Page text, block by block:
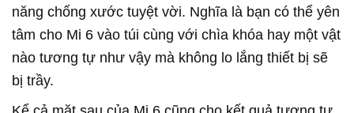
năng chống xước tuyệt vời. Nghĩa là bạn có thể yên
tâm cho Mi 6 vào túi cùng với chìa khóa hay một vật
nào tương tự như vậy mà không lo lắng thiết bị sẽ
bị trầy.